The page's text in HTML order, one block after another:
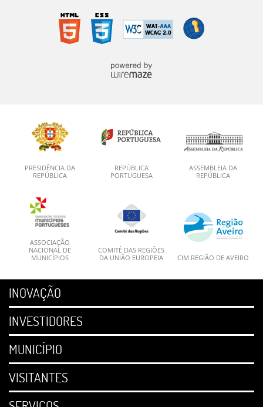
PRESIDÊNCIA DA
REPÚBLICA
REPÚBLICA
PORTUGUESA
ASSEMBLEIA DA
REPÚBLICA
ASSOCIAÇÃO
NACIONAL DE
MUNICÍPIOS
COMITÉ DAS REGIÕES
DA UNIÃO EUROPEIA
CIM REGIÃO DE AVEIRO
INOVAÇÃO
INVESTIDORES
MUNICÍPIO
VISITANTES